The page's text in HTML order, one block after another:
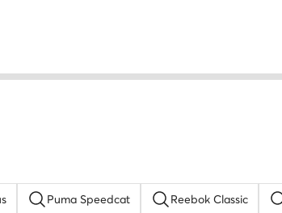
Puma Speedcat Reebok Classic